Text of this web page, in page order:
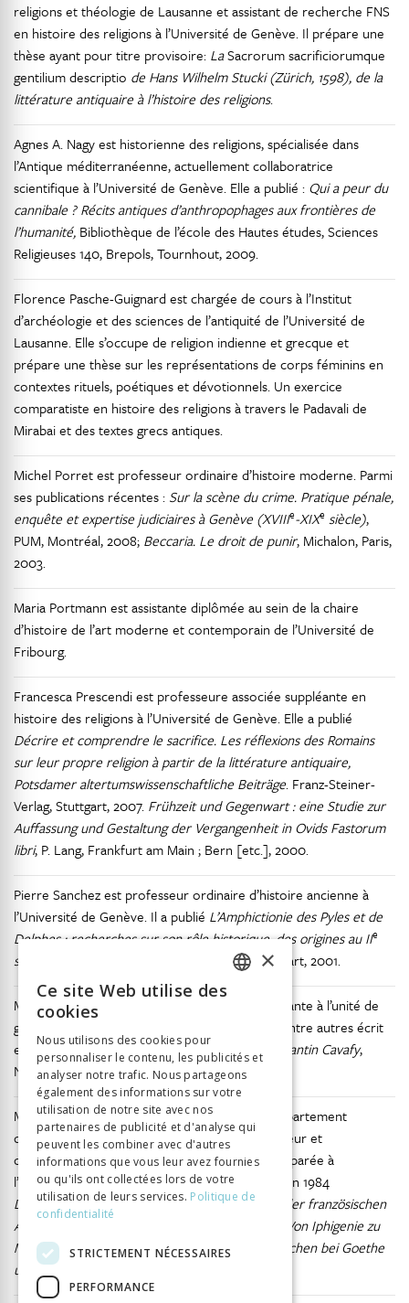
religions et théologie de Lausanne et assistant de recherche FNS
en histoire des religions à l’Université de Genève. Il prépare une
thèse ayant pour titre provisoire: LaSacrorum sacrificiorumque
gentilium descriptio de Hans Wilhelm Stucki (Zürich, 1598), de la
littérature antiquaire à l’histoire des religions.
Agnes A. Nagy est historienne des religions, spécialisée dans
l’Antique méditerranéenne, actuellement collaboratrice
scientifique à l’Université de Genève. Elle a publié : Qui a peur du
cannibale ? Récits antiques d’anthropophages aux frontières de
l’humanité, Bibliothèque de l’école des Hautes études, Sciences
Religieuses 140, Brepols, Tournhout, 2009.
Florence Pasche-Guignard est chargée de cours à l’Institut
d’archéologie et des sciences de l’antiquité de l’Université de
Lausanne. Elle s’occupe de religion indienne et grecque et
prépare une thèse sur les représentations de corps féminins en
contextes rituels, poétiques et dévotionnels. Un exercice
comparatiste en histoire des religions à travers le Padavali de
Mirabai et des textes grecs antiques.
Michel Porret est professeur ordinaire d’histoire moderne. Parmi
ses publications récentes : Sur la scène du crime. Pratique pénale,
enquête et expertise judiciaires à Genève (XVIIIe-XIXe siècle),
PUM, Montréal, 2008; Beccaria. Le droit de punir, Michalon, Paris,
2003.
Maria Portmann est assistante diplômée au sein de la chaire
d’histoire de l’art moderne et contemporain de l’Université de
Fribourg.
Francesca Prescendi est professeure associée suppléante en
histoire des religions à l’Université de Genève. Elle a publié
Décrire et comprendre le sacrifice. Les réflexions des Romains
sur leur propre religion à partir de la littérature antiquaire,
Potsdamer altertumswissenschaftliche Beiträge. Franz-Steiner-
Verlag, Stuttgart, 2007. Frühzeit und Gegenwart : eine Studie zur
Auffassung und Gestaltung der Vergangenheit in Ovids Fastorum
libri, P. Lang, Frankfurt am Main ; Bern [etc.], 2000.
Pierre Sanchez est professeur ordinaire d’histoire ancienne à
l’Université de Genève. Il a publié L’Amphictionie des Pyles et de
Delphes : recherches sur son rôle historique, des origines au IIe
siècle de notre ère , Franz Steiner Verlag, Stuttgart, 2001.
Martha Vassiliadi-Papagiannakis est maître assistante à l’unité de
grec moderne à l’Université de Genève. Elle a entre autres écrit
en 2008 Les fastes de la Décadence chez Constantin Cavafy,
Néféli, Athènes.
Markus Winkler est professeur ordinaire du département
d’allemand à l’Université de Genève et codirecteur et
coordinateur du programme de littérature comparée à
l’Université de Genève. Il a entre autres publié en 1984
Décadence actuelle. Benjamin Constants Kritik der französischen
Aufklärung
Von Iphigenie zu
Medea. Semantik und Dramaturgie des Barbarischen bei Goethe
und Grillparzer
ITALIAN
×
Ce site Web utilise des
cookies
Nous utilisons des cookies pour
personnaliser le contenu, les publicités et
analyser notre trafic. Nous partageons
également des informations sur votre
utilisation de notre site avec nos
partenaires de publicité et d'analyse qui
peuvent les combiner avec d'autres
informations que vous leur avez fournies
ou qu'ils ont collectées lors de votre
utilisation de leurs services. Politique de
confidentialité
STRICTEMENT NÉCESSAIRES
PERFORMANCE